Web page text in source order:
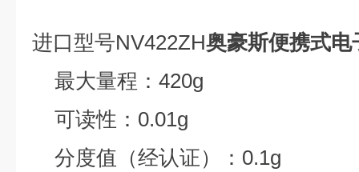
进口型号NV422ZH奥豪斯便携式电
最大量程：420g
可读性：0.01g
分度值（经认证）：0.1g